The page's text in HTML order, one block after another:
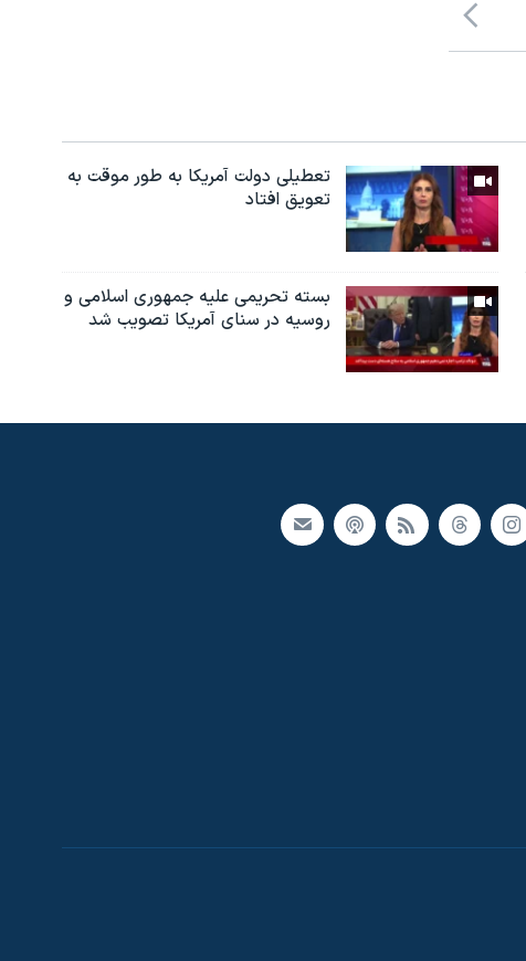
تعطیلی دولت آمریکا به طور موقت به
تعویق افتاد
بسته تحریمی علیه جمهوری اسلامی و
روسیه در سنای آمریکا تصویب شد